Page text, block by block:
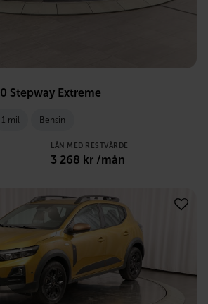
Stepway Extreme
1 mil Bensin
LÅN MED RESTVÄRDE
3 268 kr /mån